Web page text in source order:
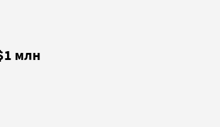
млн